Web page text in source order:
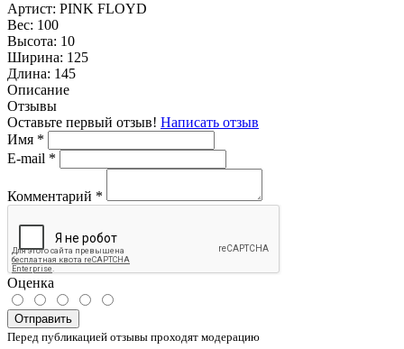
Артист: PINK FLOYD
Вес: 100
Высота: 10
Ширина: 125
Длина: 145
Описание
Отзывы
Оставьте первый отзыв! Написать отзыв
Имя *
E-mail *
Комментарий *
Оценка
Отправить
Перед публикацией отзывы проходят модерацию